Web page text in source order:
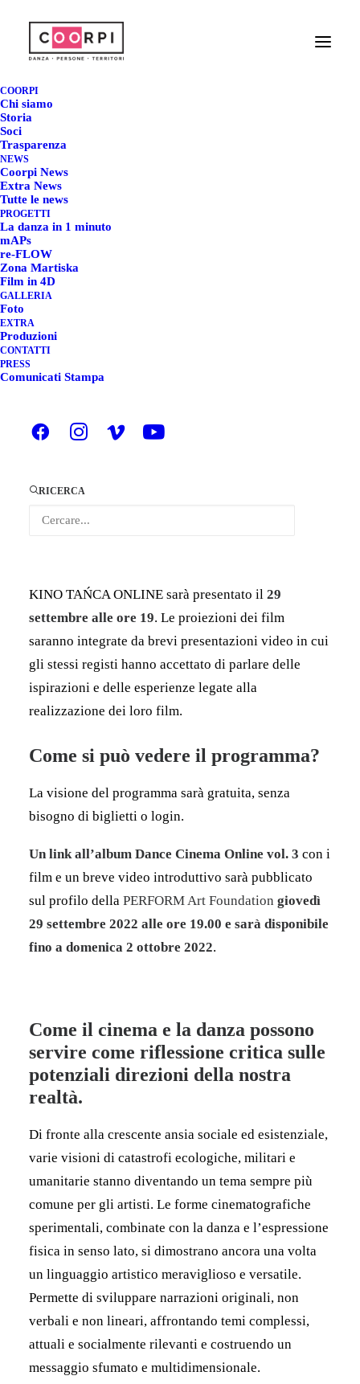
COORPI
Chi siamo
Storia
Soci
Trasparenza
NEWS
Coorpi News
Extra News
Tutte le news
PROGETTI
La danza in 1 minuto
mAPs
re-FLOW
Zona Martiska
Film in 4D
GALLERIA
Foto
EXTRA
Produzioni
CONTATTI
PRESS
Comunicati Stampa
RICERCA
KINO TAŃCA ONLINE -
27 SETTEMBRE 2022
WASTEPLANET @ KINO
POLONIA
Produzione della VII edizione del contest
ONLINE, terza puntata dell’On-line Dance Cinema,
KINO TAŃCA ONLINE sarà presentato il 29
settembre alle ore 19. Le proiezioni dei film
saranno integrate da brevi presentazioni video in cui
gli stessi registi hanno accettato di parlare delle
ispirazioni e delle esperienze legate alla
realizzazione dei loro film.
Come si può vedere il programma?
La visione del programma sarà gratuita, senza
bisogno di biglietti o login.
Un link all’album Dance Cinema Online vol. 3 con i
film e un breve video introduttivo sarà pubblicato
sul profilo della PERFORM Art Foundation giovedì
29 settembre 2022 alle ore 19.00 e sarà disponibile
fino a domenica 2 ottobre 2022.
Come il cinema e la danza possono
servire come riflessione critica sulle
potenziali direzioni della nostra
realtà.
Di fronte alla crescente ansia sociale ed esistenziale,
varie visioni di catastrofi ecologiche, militari e
umanitarie stanno diventando un tema sempre più
comune per gli artisti. Le forme cinematografiche
sperimentali, combinate con la danza e l’espressione
fisica in senso lato, si dimostrano ancora una volta
un linguaggio artistico meraviglioso e versatile.
Permette di sviluppare narrazioni originali, non
verbali e non lineari, affrontando temi complessi,
attuali e socialmente rilevanti e costruendo un
messaggio sfumato e multidimensionale.